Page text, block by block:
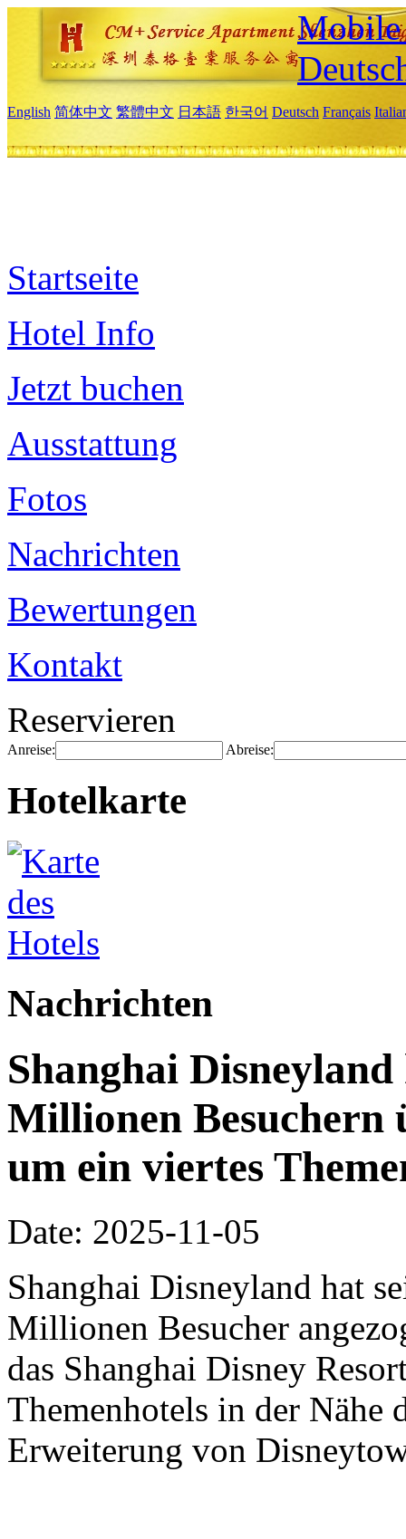
Mobile
English 简体中文 繁體中文 日本語 한국어 Deutsch Français
Startseite
Hotel Info
Jetzt buchen
Ausstattung
Fotos
Nachrichten
Bewertungen
Kontakt
Reservieren
Anreise: Abreise:
Hotelkarte
Nachrichten
Shanghai
Millionen
um ein viertes
Date: 2025-11-05
Shanghai Disneyland hat
Millionen Besucher
das Shanghai Disney
Themenhotels in der Nähe
Erweiterung von